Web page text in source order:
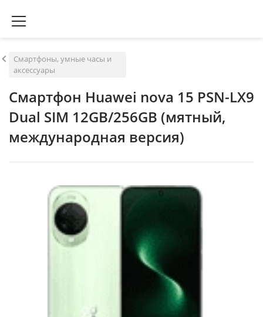
Смартфоны, умные часы и
аксессуары
Смартфон Huawei nova 15 PSN-LX9
Dual SIM 12GB/256GB (мятный,
международная версия)